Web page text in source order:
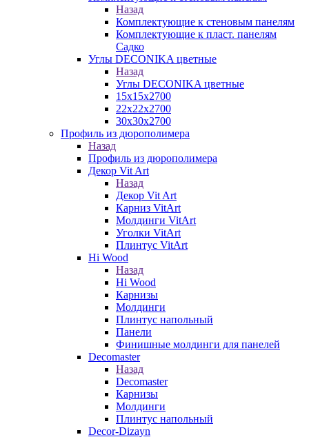
Назад
Комплектующие к стеновым панелям
Комплектующие к пласт. панелям
Садко
Углы DECONIKA цветные
Назад
Углы DECONIKA цветные
15х15х2700
22х22х2700
30х30х2700
Профиль из дюрополимера
Назад
Профиль из дюрополимера
Декор Vit Art
Назад
Декор Vit Art
Карниз VitArt
Молдинги VitArt
Уголки VitArt
Плинтус VitArt
Hi Wood
Назад
Hi Wood
Карнизы
Молдинги
Плинтус напольный
Панели
Финишные молдинги для панелей
Decomaster
Назад
Decomaster
Карнизы
Молдинги
Плинтус напольный
Decor-Dizayn